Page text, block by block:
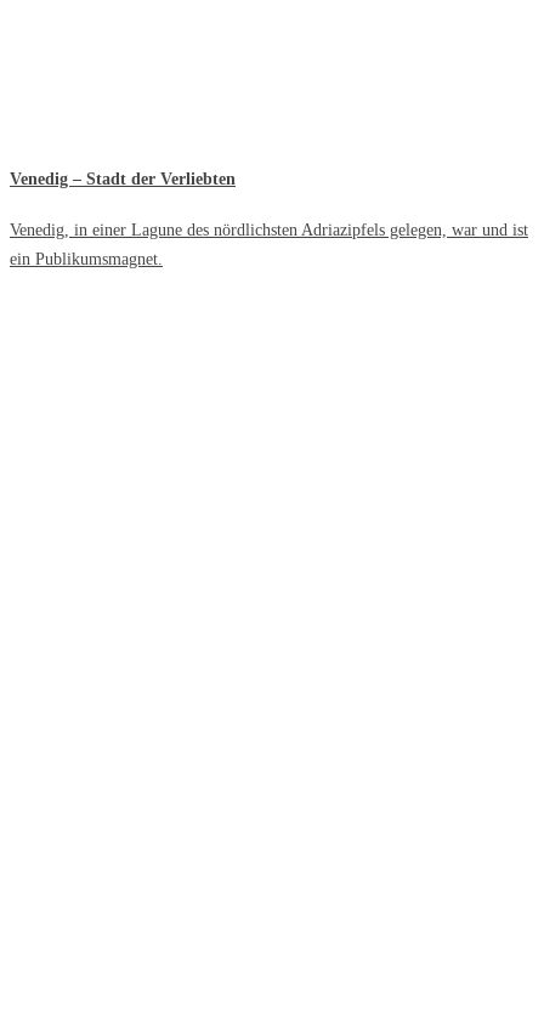
Venedig – Stadt der Verliebten
Venedig, in einer Lagune des nördlichsten Adriazipfels gelegen, war und ist
ein Publikumsmagnet.